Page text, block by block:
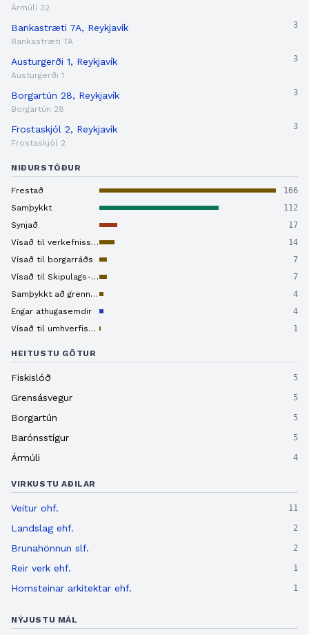
Ármúli 32
Bankastræti 7A, Reykjavík
Bankastræti 7A
3
Austurgerði 1, Reykjavík
Austurgerði 1
3
Borgartún 28, Reykjavík
Borgartún 28
3
Frostaskjól 2, Reykjavík
Frostaskjól 2
3
NIÐURSTÖÐUR
Frestað
166
Samþykkt
112
Synjað
17
Vísað til verkefnisstjóra
14
Vísað til borgarráðs
7
Vísað til Skipulags- og samgönguráðs
7
Samþykkt að grenndarkynna
4
Engar athugasemdir
4
Vísað til umhverfis- og skipulagssviðs
1
HEITUSTU GÖTUR
Fiskislóð 5
Grensásvegur 5
Borgartún 5
Barónsstígur 5
Ármúli 4
VIRKUSTU AÐILAR
Veitur ohf. 11
Landslag ehf. 2
Brunahönnun slf. 2
Reir verk ehf. 1
Hornsteinar arkitektar ehf. 1
NÝJUSTU MÁL